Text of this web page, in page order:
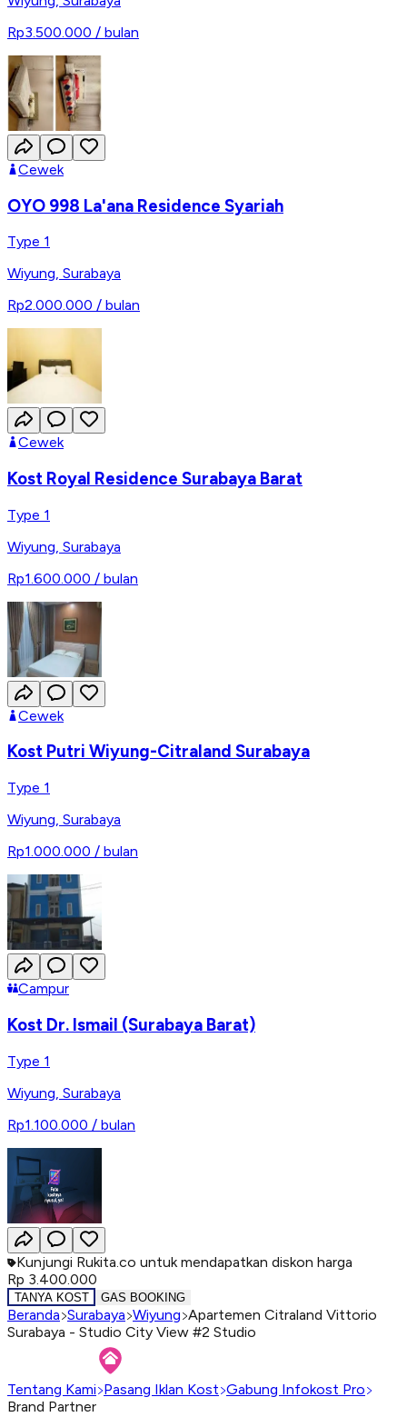
Rp3.500.000 / bulan
Cewek
OYO 998 La'ana Residence Syariah
Type 1
Wiyung, Surabaya
Rp2.000.000 / bulan
Cewek
Kost Royal Residence Surabaya Barat
Type 1
Wiyung Surabaya
Rp1.600.000 / bulan
Cewek
Kost Putri Wiyung-Citraland Surabaya
Type 1
Wiyung, Surabaya
Rp1.000.000 / bulan
Campur
Kost Dr. Ismail (Surabaya Barat)
Type 1
Wiyung Surabaya
Rp1.100.000 / bulan
Kunjungi Rukita.co untuk mendapatkan diskon harga
Rp 3.400.000
TANYA KOST GAS BOOKING
Beranda Surabaya Wiyung Apartemen Citraland Vittorio
Surabaya - Studio City View #2 Studio
Tentang Kami Pasang Iklan Kost Gabung Infokost Pro
Brand Partner